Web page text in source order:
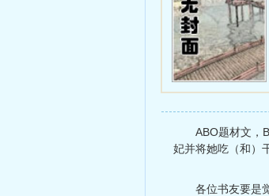
ABO题材文，
妃并将她吃（和）
各位书友要是